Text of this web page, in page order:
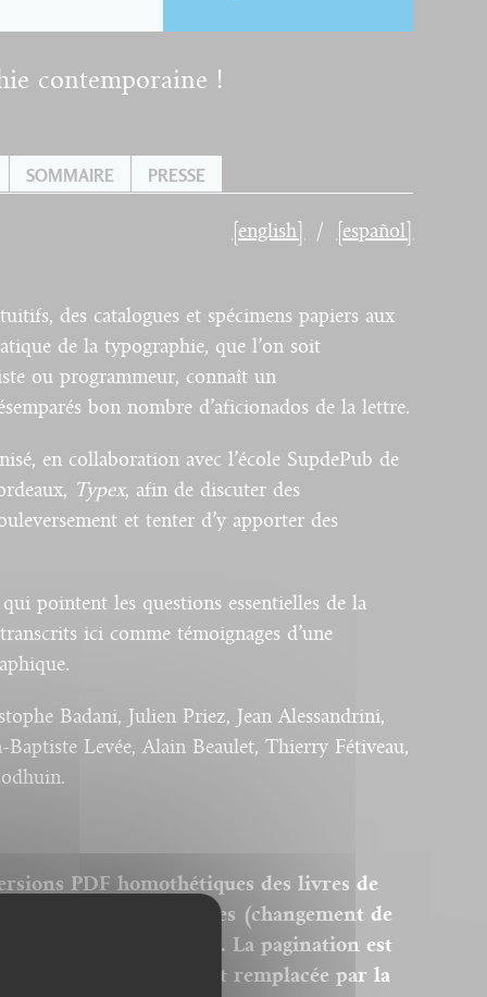
contemporaine !
SOMMAIRE PRESSE
[english] [español]
des catalogues et spécimens papiers aux
de la typographie, que l’on soit
ou programmeur, connaît un
bon nombre d’aficionados de la lettre.
en collaboration avec l’école SupdePub de
Typex, afin de discuter des
et tenter d’y apporter des
pointent les questions essentielles de la
ici comme témoignages d’une
Badani, Julien Priez, Jean Alessandrini,
Levée, Alain Beaulet, Thierry Fétiveau,
PDF homothétiques des livres de
donc pas modifiables (changement de
des images). La pagination est
page du livre est remplacée par la